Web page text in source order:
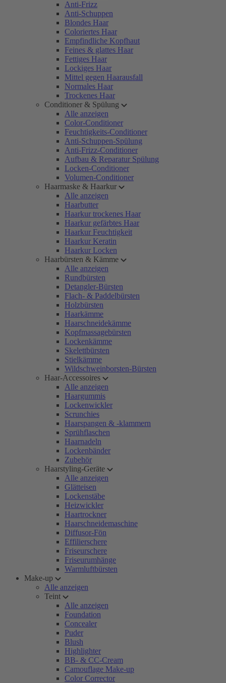
Anti-Frizz
Anti-Schuppen
Blondes Haar
Coloriertes Haar
Empfindliche Kopfhaut
Feines & glattes Haar
Fettiges Haar
Lockiges Haar
Mittel gegen Haarausfall
Normales Haar
Trockenes Haar
Conditioner & Spülung
Alle anzeigen
Color-Conditioner
Feuchtigkeits-Conditioner
Anti-Schuppen-Spülung
Anti-Frizz-Conditioner
Aufbau & Reparatur Spülung
Locken-Conditioner
Volumen-Conditioner
Haarmaske & Haarkur
Alle anzeigen
Haarbutter
Haarkur trockenes Haar
Haarkur gefärbtes Haar
Haarkur Feuchtigkeit
Haarkur Keratin
Haarkur Locken
Haarbürsten & Kämme
Alle anzeigen
Rundbürsten
Detangler-Bürsten
Flach- & Paddelbürsten
Holzbürsten
Haarkämme
Haarschneidekämme
Kopfmassagebürsten
Lockenkämme
Skelettbürsten
Stielkämme
Wildschweinborsten-Bürsten
Haar-Accessoires
Alle anzeigen
Haargummis
Lockenwickler
Scrunchies
Haarspangen & -klammern
Sprühflaschen
Haarnadeln
Lockenbänder
Zubehör
Haarstyling-Geräte
Alle anzeigen
Glätteisen
Lockenstäbe
Heizwickler
Haartrockner
Haarschneidemaschine
Diffusor-Fön
Effilierschere
Friseurschere
Friseurumhänge
Warmluftbürsten
Make-up
Alle anzeigen
Teint
Alle anzeigen
Foundation
Concealer
Puder
Blush
Highlighter
BB- & CC-Cream
Camouflage Make-up
Color Corrector